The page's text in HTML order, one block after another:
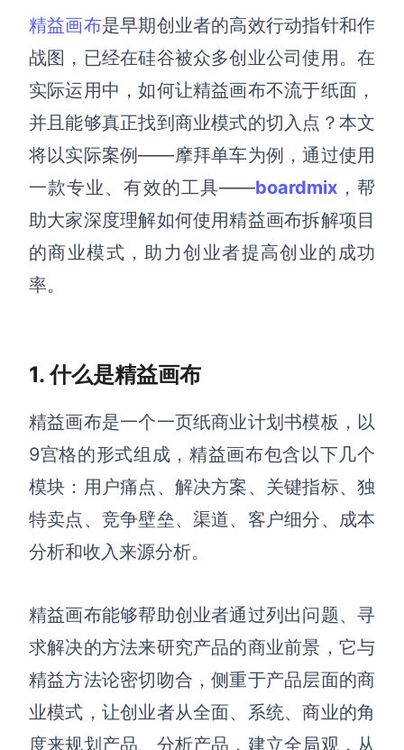
博思设计
一体化产品设计工具
博思AIPPT
AI生成PPT，支持在线编辑
资源与下载
向团队介绍
博思白板boardmix
客户端、插件
解决方案
高效协作
在线白板
涂鸦画板
敏捷实践
在线绘图
ER图
精益画布是早期创业者的高效行动指针和作
战图，已经在硅谷被众多创业公司使用。 在
实际运用中，如何让精益画布不流于纸面，
并且能够真正找到商业模式的切入点？本文
将以实际案例——摩拜单车为例，通过使用
一款专业、有效的工具——boardmix，帮
助大家深度理解如何使用精益画布拆解项目
的商业模式，助力创业者提高创业的成功
率。
1. 什么是精益画布
精益画布是一个一页纸商业计划书模板，以
9宫格的形式组成，精益画布包含以下几个
模块：用户痛点、解决方案、关键指标、独
特卖点、竞争壁垒、渠道、客户细分、成本
分析和收入来源分析。
精益画布能够帮助创业者通过列出问题、寻
求解决的方法来研究产品的商业前景，它与
精益方法论密切吻合，侧重于产品层面的商
业模式， 让创业者从全面、系统、商业的角
度来规划产品、分析产品，建立全局观，从